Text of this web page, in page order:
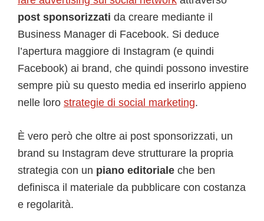
post sponsorizzati da creare mediante il
Business Manager di Facebook. Si deduce
l’apertura maggiore di Instagram (e quindi
Facebook) ai brand, che quindi possono investire
sempre più su questo media ed inserirlo appieno
nelle loro strategie di social marketing.
È vero però che oltre ai post sponsorizzati, un
brand su Instagram deve strutturare la propria
strategia con un piano editoriale che ben
definisca il materiale da pubblicare con costanza
e regolarità.